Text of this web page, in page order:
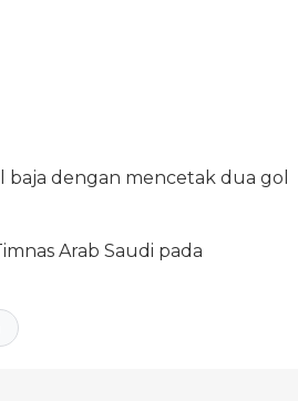
dengan mencetak dua gol
Arab Saudi pada